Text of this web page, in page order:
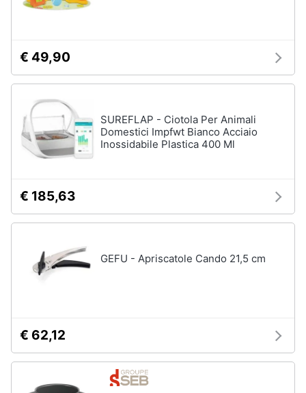
€ 49,90
SUREFLAP - Ciotola Per Animali
Domestici Impfwt Bianco Acciaio
Inossidabile Plastica 400 Ml
€ 185,63
GEFU - Apriscatole Cando 21,5 cm
€ 62,12